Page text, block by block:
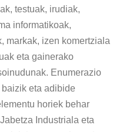
testuak, irudiak,
informatikoak,
markak, izen komertziala
eta gainerako
Enumerazio
eta adibide
horiek behar
Industriala eta